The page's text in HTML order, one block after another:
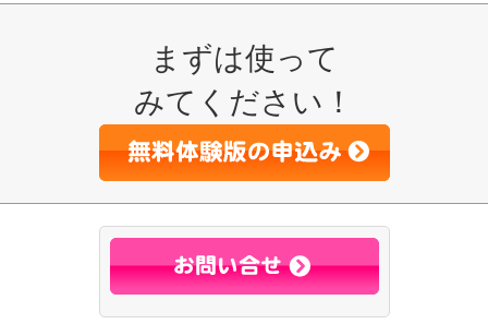
まずは使って
みてください！